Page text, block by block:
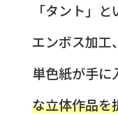
「タント」
エンボス加工
単色紙が手に
な立体作品を